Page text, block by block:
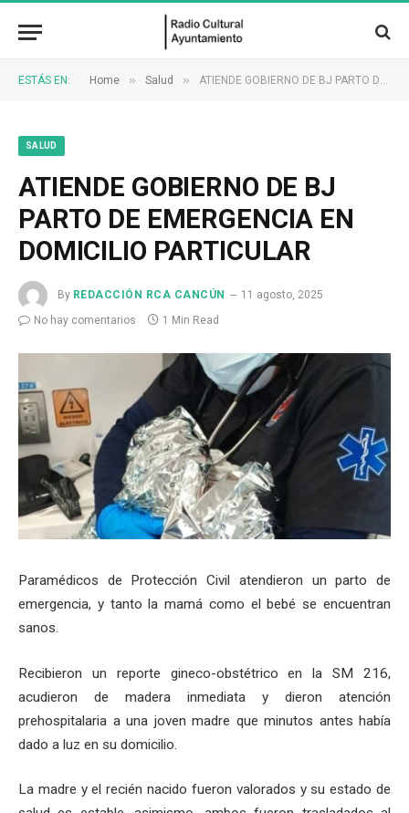
ESTÁS EN: Home » Salud » ATIENDE GOBIERNO DE BJ PARTO DE EMERGENCIA EN DOMICILIO PARTICULAR
SALUD
ATIENDE GOBIERNO DE BJ
PARTO DE EMERGENCIA EN
DOMICILIO PARTICULAR
By REDACCIÓN RCA CANCÚN
11 agosto, 2025
No hay comentarios
1 Min Read
Paramédicos de Protección Civil atendieron un parto de
emergencia, y tanto la mamá como el bebé se encuentran
sanos.
Recibieron un reporte gineco-obstétrico en la SM 216,
acudieron de madera inmediata y dieron atención
prehospitalaria a una joven madre que minutos antes había
dado a luz en su domicilio.
La madre y el recién nacido fueron valorados y su estado de